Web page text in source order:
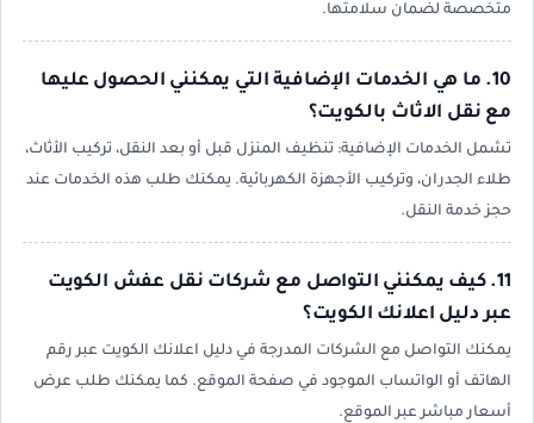
متخصصة لضمان سلامتها.
10. ما هي الخدمات الإضافية التي يمكنني الحصول عليها
مع نقل الاثاث بالكويت؟
تشمل الخدمات الإضافية: تنظيف المنزل قبل أو بعد النقل، تركيب الأثاث،
طلاء الجدران، وتركيب الأجهزة الكهربائية. يمكنك طلب هذه الخدمات عند
حجز خدمة النقل.
11. كيف يمكنني التواصل مع شركات نقل عفش الكويت
عبر دليل اعلانك الكويت؟
يمكنك التواصل مع الشركات المدرجة في دليل اعلانك الكويت عبر رقم
الهاتف أو الواتساب الموجود في صفحة الموقع. كما يمكنك طلب عرض
أسعار مباشر عبر الموقع.